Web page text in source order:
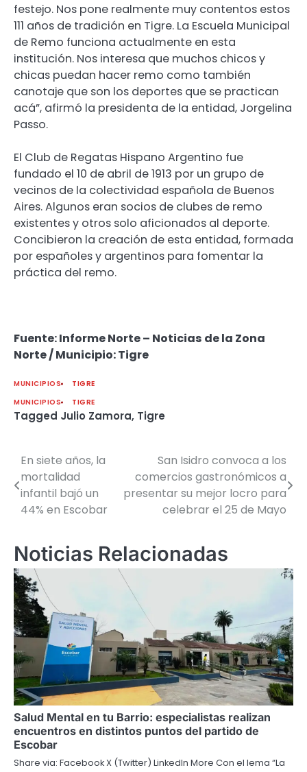
festejo. Nos pone realmente muy contentos estos
111 años de tradición en Tigre. La Escuela Municipal
de Remo funciona actualmente en esta
institución. Nos interesa que muchos chicos y
chicas puedan hacer remo como también
canotaje que son los deportes que se practican
acá”, afirmó la presidenta de la entidad, Jorgelina
Passo.
El Club de Regatas Hispano Argentino fue
fundado el 10 de abril de 1913 por un grupo de
vecinos de la colectividad española de Buenos
Aires. Algunos eran socios de clubes de remo
existentes y otros solo aficionados al deporte.
Concibieron la creación de esta entidad, formada
por españoles y argentinos para fomentar la
práctica del remo.
Fuente: Informe Norte – Noticias de la Zona
Norte / Municipio: Tigre
MUNICIPIOS
TIGRE
MUNICIPIOS
TIGRE
Tagged Julio Zamora, Tigre
Navegación
de
entradas
En siete años, la
mortalidad
infantil bajó un
44% en Escobar
San Isidro convoca a los
comercios gastronómicos a
presentar su mejor locro para
celebrar el 25 de Mayo
Noticias Relacionadas
Salud Mental en tu Barrio: especialistas realizan
encuentros en distintos puntos del partido de
Escobar
Share via: Facebook X (Twitter) LinkedIn More Con el lema “La